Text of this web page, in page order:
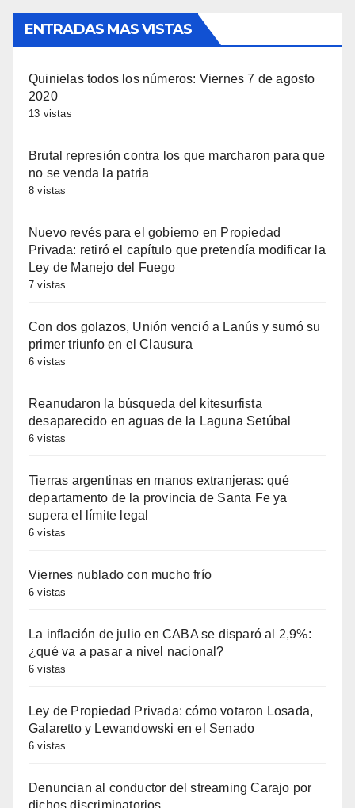
ENTRADAS MAS VISTAS
Quinielas todos los números: Viernes 7 de agosto
2020
13 vistas
Brutal represión contra los que marcharon para que
no se venda la patria
8 vistas
Nuevo revés para el gobierno en Propiedad
Privada: retiró el capítulo que pretendía modificar la
Ley de Manejo del Fuego
7 vistas
Con dos golazos, Unión venció a Lanús y sumó su
primer triunfo en el Clausura
6 vistas
Reanudaron la búsqueda del kitesurfista
desaparecido en aguas de la Laguna Setúbal
6 vistas
Tierras argentinas en manos extranjeras: qué
departamento de la provincia de Santa Fe ya
supera el límite legal
6 vistas
Viernes nublado con mucho frío
6 vistas
La inflación de julio en CABA se disparó al 2,9%:
¿qué va a pasar a nivel nacional?
6 vistas
Ley de Propiedad Privada: cómo votaron Losada,
Galaretto y Lewandowski en el Senado
6 vistas
Denuncian al conductor del streaming Carajo por